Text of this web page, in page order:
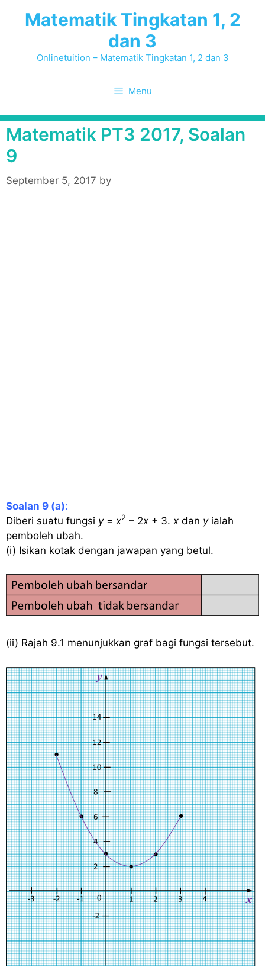
Matematik Tingkatan 1, 2
dan 3
Onlinetuition – Matematik Tingkatan 1, 2 dan 3
Menu
Matematik PT3 2017, Soalan
9
September 5, 2017 by
Soalan 9 (a):
Diberi suatu fungsi y= x2 – 2x + 3. x dan yialah
pemboleh ubah.
(i) Isikan kotak dengan jawapan yang betul.
(ii) Rajah 9.1 menunjukkan graf bagi fungsi tersebut.